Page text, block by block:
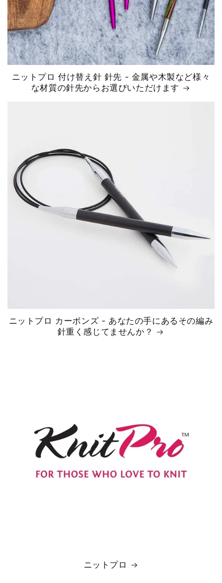
ニットプロ 付け替え針 針先 - 金属や木製など様々
な材質の針先からお選びいただけます
ニットプロ カーボンズ - あなたの手にあるその編み
針重く感じてませんか？
ニットプロ